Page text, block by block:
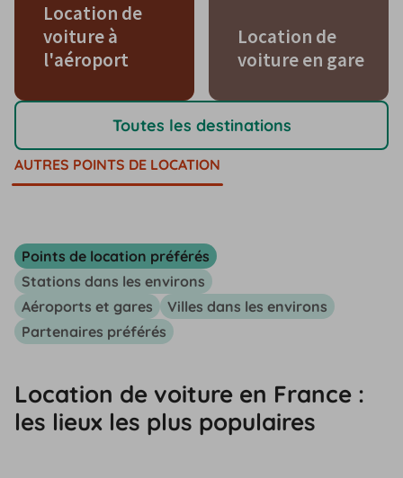
Location de
voiture à
l'aéroport
Location de
voiture en gare
Toutes les destinations
AUTRES POINTS DE LOCATION
Points de location préférés
Stations dans les environs
Aéroports et gares
Villes dans les environs
Partenaires préférés
Location de voiture en France :
les lieux les plus populaires